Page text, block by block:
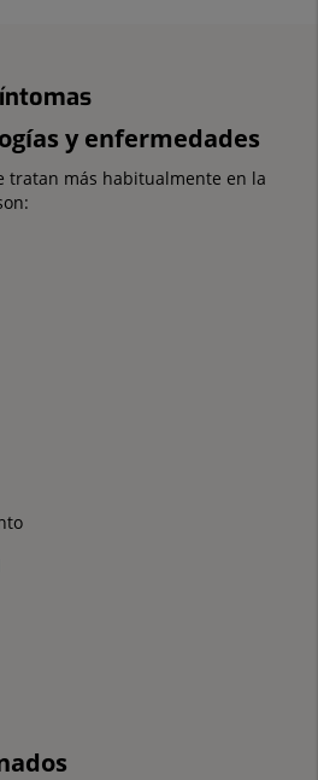
y enfermedades
tratan más habitualmente en la